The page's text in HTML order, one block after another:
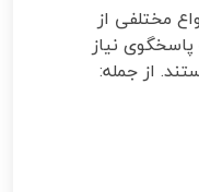
مختلفی از
نیاز
از جمله: